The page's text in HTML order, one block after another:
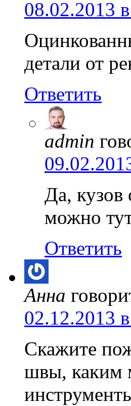
08.02.2013
детали от
Ответить
admin
Да, кузов
можно
Ответить
Анна
02.12.2013
Скажите
швы, каким